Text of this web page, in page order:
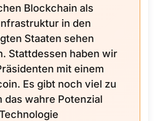
Blockchain als
in den
Staaten sehen
Stattdessen haben wir
mit einem
Es gibt noch viel zu
das wahre Potenzial